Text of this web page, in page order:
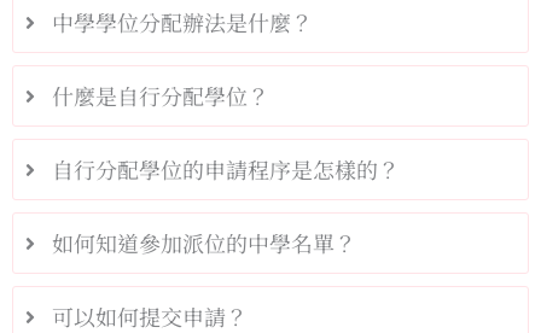
中學學位分配辦法是什麼？
什麼是自行分配學位？
自行分配學位的申請程序是怎樣的？
如何知道參加派位的中學名單？
可以如何提交申請？